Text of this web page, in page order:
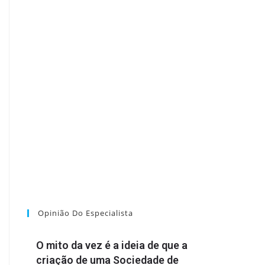
Opinião Do Especialista
O mito da vez é a ideia de que a
criação de uma Sociedade de